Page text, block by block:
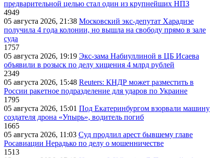
предварительной целью стал один из крупнейших НПЗ
4949
05 августа 2026, 21:38 Московский экс-депутат Харадизе
получила 4 года колонии, но вышла на свободу прямо в зале
суда
1757
05 августа 2026, 19:19 Экс-зама Набиуллиной в ЦБ Исаева
объявили в розыск по делу хищения 4 млрд рублей
2349
05 августа 2026, 15:48 Reuters: КНДР может разместить в
России ракетное подразделение для ударов по Украине
1795
05 августа 2026, 15:01 Под Екатеринбургом взорвали машину
создателя дрона «Упырь», водитель погиб
1665
05 августа 2026, 11:03 Суд продлил арест бывшему главе
Росавиации Нерадько по делу о мошенничестве
1513